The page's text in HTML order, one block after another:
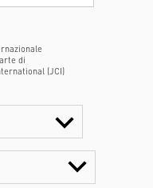
di
(JCI)